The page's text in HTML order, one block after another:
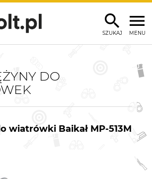
MENU
SZUKAJ
DO
wiatrówki Baikał MP-513M